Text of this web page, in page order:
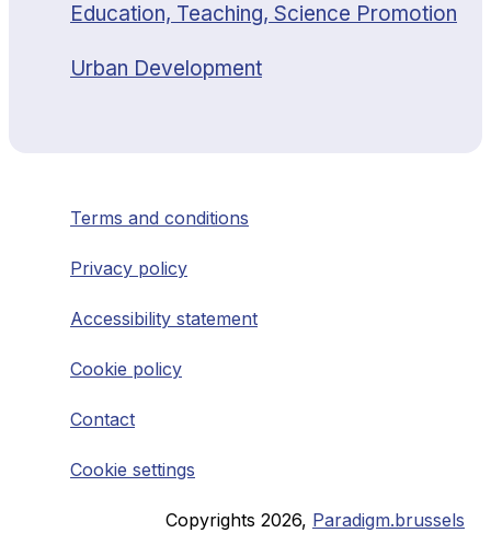
Education, Teaching, Science Promotion
Urban Development
Terms and conditions
Privacy policy
Accessibility statement
Cookie policy
Contact
Cookie settings
Copyrights 2026, Paradigm.brussels